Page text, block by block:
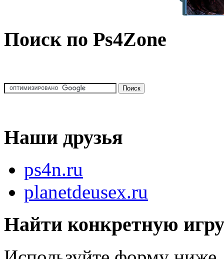
Поиск по Ps4Zone
Наши друзья
ps4n.ru
planetdeusex.ru
Найти конкретную